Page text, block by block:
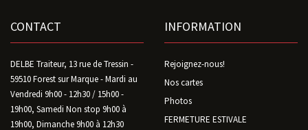
CONTACT
DELBE Traiteur, 13 rue de Tressin -
59510 Forest sur Marque - Mardi au
Vendredi 9h00 - 12h30 / 15h00 -
19h00, Samedi Non stop 9h00 à
19h00, Dimanche 9h00 à 12h30
INFORMATION
Rejoignez-nous!
Nos cartes
Photos
FERMETURE ESTIVALE